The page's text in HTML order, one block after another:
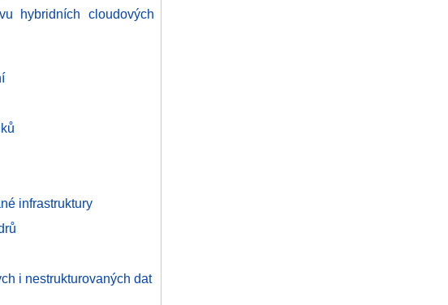
hybridních cloudových
infrastruktury
i nestrukturovaných dat